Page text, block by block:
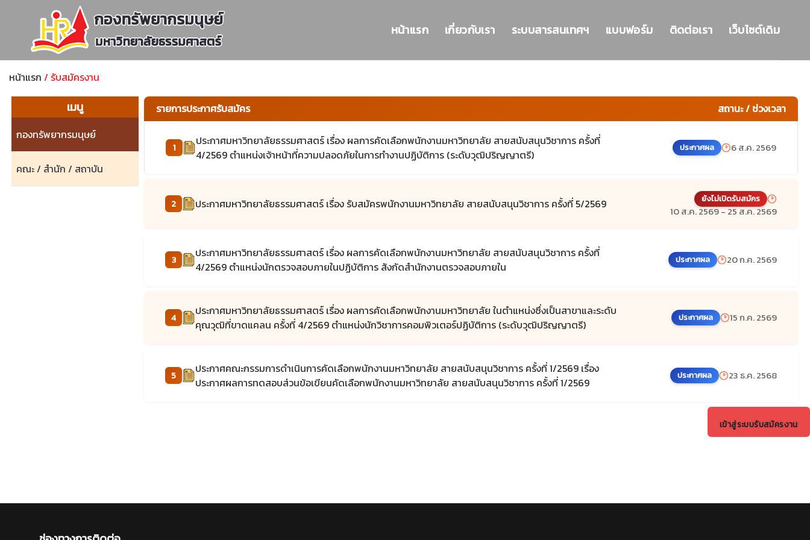
หน้าแรก เกี่ยวกับเรา ระบบสารสนเทศฯ แบบฟอร์ม ติดต่อเรา เว็บไซต์เดิม
หน้าแรก / รับสมัครงาน
เมนู
กองทรัพยากรมนุษย์
คณะ / สำนัก / สถาบัน
รายการประกาศรับสมัคร สถานะ / ช่วงเวลา
1
ประกาศมหาวิทยาลัยธรรมศาสตร์ เรื่อง ผลการคัดเลือกพนักงานมหาวิทยาลัย สายสนับสนุนวิชาการ ครั้งที่
4/2569 ตำแหน่งเจ้าหน้าที่ความปลอดภัยในการทำงานปฏิบัติการ (ระดับวุฒิปริญญาตรี)
ประกาศผล 6 ส.ค. 2569
2 ประกาศมหาวิทยาลัยธรรมศาสตร์ เรื่อง รับสมัครพนักงานมหาวิทยาลัย สายสนับสนุนวิชาการ ครั้งที่ 5/2569 ยังไม่เปิดรับสมัคร
10 ส.ค. 2569 - 25 ส.ค. 2569
3
ประกาศมหาวิทยาลัยธรรมศาสตร์ เรื่อง ผลการคัดเลือกพนักงานมหาวิทยาลัย สายสนับสนุนวิชาการ ครั้งที่
4/2569 ตำแหน่งนักตรวจสอบภายในปฏิบัติการ สังกัดสำนักงานตรวจสอบภายใน
ประกาศผล 20 ก.ค. 2569
4
ประกาศมหาวิทยาลัยธรรมศาสตร์ เรื่อง ผลการคัดเลือกพนักงานมหาวิทยาลัย ในตำแหน่งซึ่งเป็นสาขาและระดับ
คุณวุฒิที่ขาดแคลน ครั้งที่ 4/2569 ตำแหน่งนักวิชาการคอมพิวเตอร์ปฏิบัติการ (ระดับวุฒิปริญญาตรี)
ประกาศผล 15 ก.ค. 2569
5
ประกาศคณะกรรมการดำเนินการคัดเลือกพนักงานมหาวิทยาลัย สายสนับสนุนวิชาการ ครั้งที่ 1/2569 เรื่อง
ประกาศผลการทดสอบส่วนข้อเขียนคัดเลือกพนักงานมหาวิทยาลัย สายสนับสนุนวิชาการ ครั้งที่ 1/2569
ประกาศผล 23 ธ.ค. 2568
เข้าสู่ระบบรับสมัครงาน